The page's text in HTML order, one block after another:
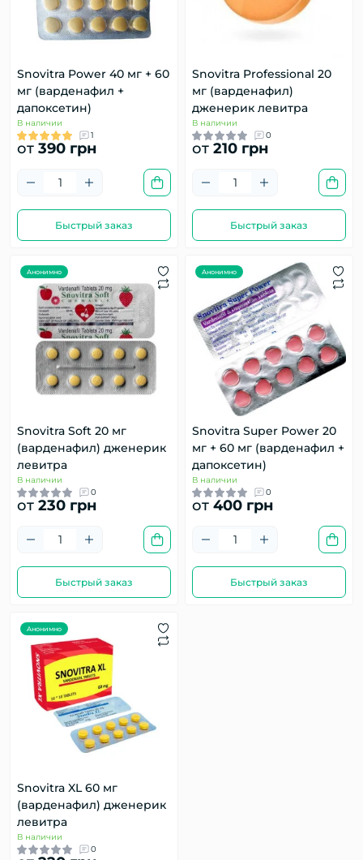
Snovitra Power 40 мг + 60
мг (варденафил +
дапоксетин)
В наличии
1
от 390 грн
Быстрый заказ
Snovitra Professional 20
мг (варденафил)
дженерик левитра
В наличии
0
от 210 грн
Быстрый заказ
Анонимно
Snovitra Soft 20 мг
(варденафил) дженерик
левитра
В наличии
0
от 230 грн
Быстрый заказ
Анонимно
Snovitra Super Power 20
мг + 60 мг (варденафил +
дапоксетин)
В наличии
0
от 400 грн
Быстрый заказ
Анонимно
Snovitra XL 60 мг
(варденафил) дженерик
левитра
В наличии
0